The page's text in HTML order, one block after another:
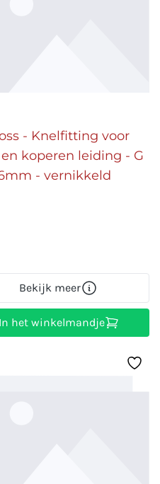
- Knelfitting voor
koperen leiding - G
- vernikkeld
Bekijk meer
In het winkelmandje